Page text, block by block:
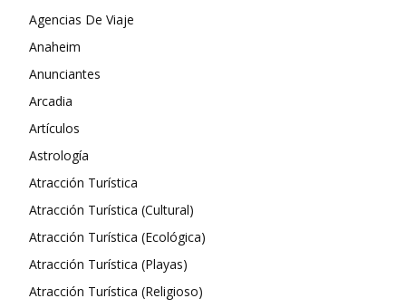
Agencias De Viaje
Anaheim
Anunciantes
Arcadia
Artículos
Astrología
Atracción Turística
Atracción Turística (Cultural)
Atracción Turística (Ecológica)
Atracción Turística (Playas)
Atracción Turística (Religioso)